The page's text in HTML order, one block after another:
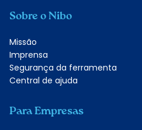
Sobre o Nibo
Missão
Imprensa
Segurança da ferramenta
Central de ajuda
Para Empresas